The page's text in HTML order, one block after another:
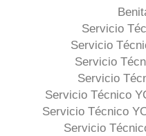
Servicio
Servicio
Servicio
Servicio
Servicio Técnico
Servicio Técnico
Servicio